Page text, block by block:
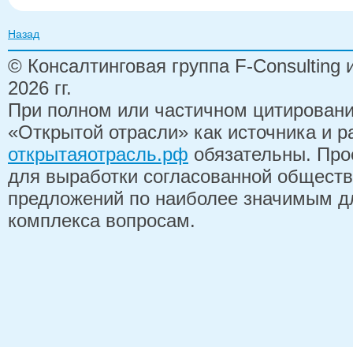
Назад
© Консалтинговая группа F-
2026 гг.
При полном или частичном
«Открытой отрасли» как источника и
открытаяотрасль.рф обязательны.
для выработки согласованной
предложений по наиболее значимым
комплекса вопросам.